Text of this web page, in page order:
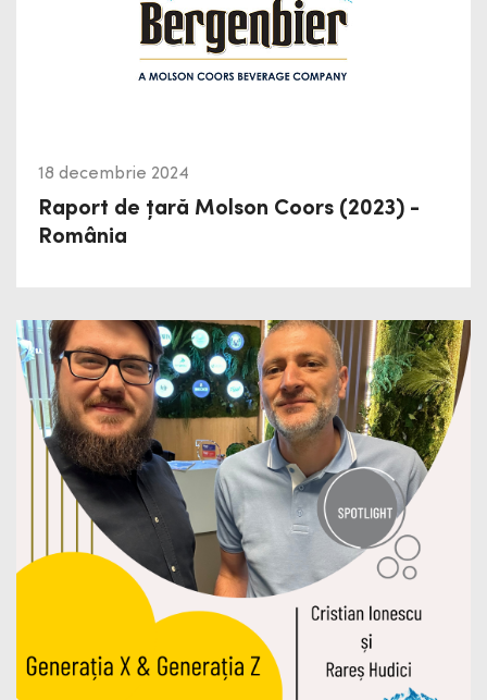
18 decembrie 2024
Raport de țară Molson Coors (2023) -
România